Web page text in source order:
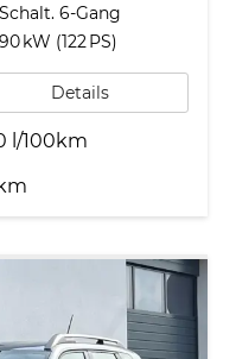
Schalt. 6-Gang
90 kW (122 PS)
Details
l/100km